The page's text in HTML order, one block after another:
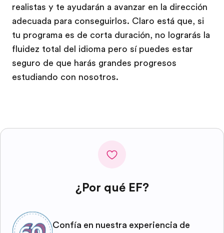
realistas y te ayudarán a avanzar en la dirección
adecuada para conseguirlos. Claro está que, si
tu programa es de corta duración, no lograrás la
fluidez total del idioma pero sí puedes estar
seguro de que harás grandes progresos
estudiando con nosotros.
¿Por qué EF?
Confía en nuestra experiencia de